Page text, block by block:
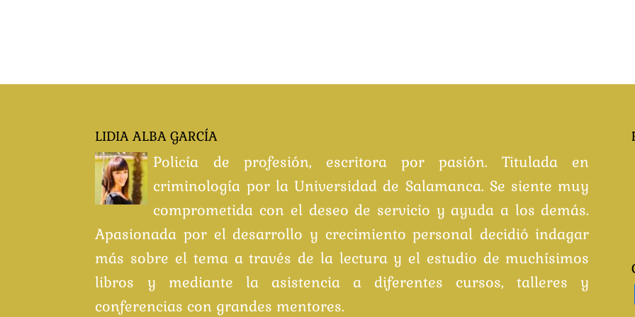
LIDIA ALBA GARCÍA
Policía de profesión, escritora por pasión. Titulada en
criminología por la Universidad de Salamanca. Se siente muy
comprometida con el deseo de servicio y ayuda a los demás.
Apasionada por el desarrollo y crecimiento personal decidió indagar
más sobre el tema a través de la lectura y el estudio de muchísimos
libros y mediante la asistencia a diferentes cursos, talleres y
conferencias con grandes mentores.